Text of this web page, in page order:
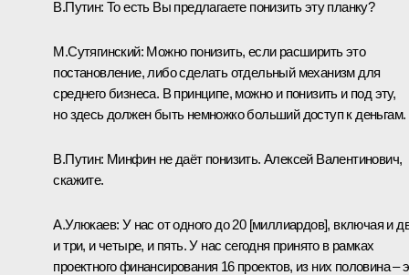
В.Путин: То есть Вы предлагаете понизить эту планку?
М.Сутягинский: Можно понизить, если расширить это
постановление, либо сделать отдельный механизм для
среднего бизнеса. В принципе, можно и понизить и под эту,
но здесь должен быть немножко больший доступ к деньгам.
В.Путин: Минфин не даёт понизить. Алексей Валентинович,
скажите.
А.Улюкаев: У нас от одного до 20 [миллиардов], включая и
и три, и четыре, и пять. У нас сегодня принято в рамках
проектного финансирования 16 проектов, из них половина –